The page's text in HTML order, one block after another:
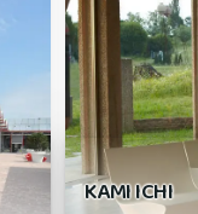
KAMI ICHI